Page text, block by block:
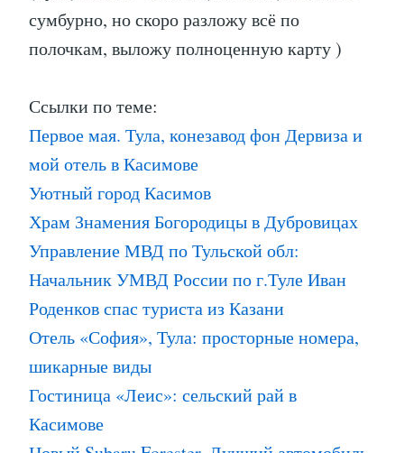
сумбурно, но скоро разложу всё по
полочкам, выложу полноценную карту )
Ссылки по теме:
Первое мая. Тула, конезавод фон Дервиза и
мой отель в Касимове
Уютный город Касимов
Храм Знамения Богородицы в Дубровицах
Управление МВД по Тульской обл:
Начальник УМВД России по г.Туле Иван
Роденков спас туриста из Казани
Отель «София», Тула: просторные номера,
шикарные виды
Гостиница «Леис»: сельский рай в
Касимове